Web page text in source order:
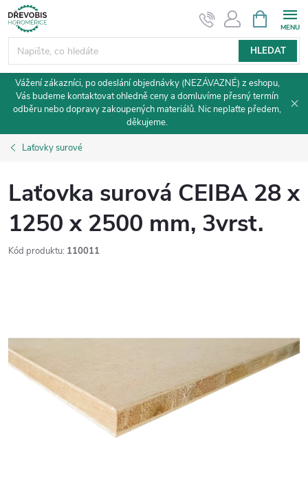
Přejít
na
obsah
HLEDAT
NÁKUPNÍ
KOŠÍK
Vážení zákazníci, po odeslání objednávky (NEZÁVAZNÉ) z eshopu,
Vás budeme kontaktovat ohledně ceny a domluvíme přesný termín
odběru nebo dopravy zakoupených materiálů. Nic neplaťte předem,
děkujeme.
Laťovky surové
Laťovka surová CEIBA 28 x
1250 x 2500 mm, 3vrst.
Kód produktu: 110011